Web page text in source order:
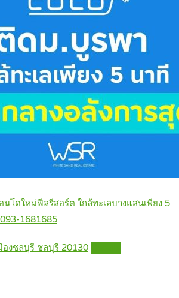
โดใหม่ฟีลรีสอร์ต ใกล้ทะเลบางแสนเพียง 5
1681685
องชลบุรี ชลบุรี 20130